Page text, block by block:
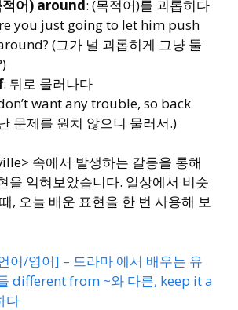
어) around: (목적어)를 괴롭히다
you just going to let him push
(그가 널 괴롭히게 그냥 둘
: 뒤로 물러나다
want any trouble, so back
문제를 원치 않으니 물러서.)
속에서 발생하는 갈등을 통해
을 익혀보았습니다. 일상에서 비슷
, 오늘 배운 표현을 한 번 사용해 보
어/영어] – 드라마 에서 배우는 유
different from ~와 다른, keep it a
다